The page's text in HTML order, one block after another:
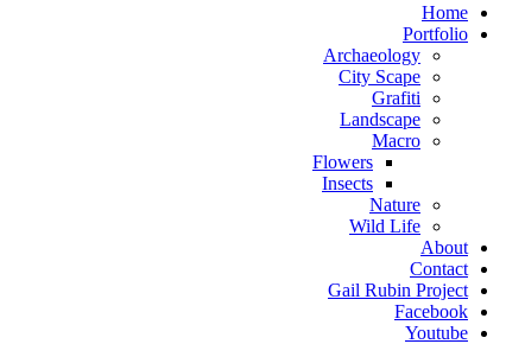
Home
Portfolio
Archaeology
City Scape
Grafiti
Landscape
Macro
Flowers
Insects
Nature
Wild Life
About
Contact
Gail Rubin Project
Facebook
Youtube